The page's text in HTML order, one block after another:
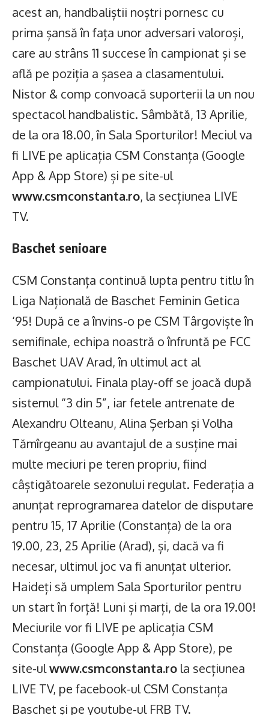
acest an, handbaliștii noștri pornesc cu
prima șansă în fața unor adversari valoroși,
care au strâns 11 succese în campionat și se
află pe poziția a șasea a clasamentului.
Nistor & comp convoacă suporterii la un nou
spectacol handbalistic. Sâmbătă, 13 Aprilie,
de la ora 18.00, în Sala Sporturilor! Meciul va
fi LIVE pe aplicația CSM Constanța (Google
App & App Store) și pe site-ul
www.csmconstanta.ro, la secțiunea LIVE
TV.
Baschet senioare
CSM Constanța continuă lupta pentru titlu în
Liga Națională de Baschet Feminin Getica
‘95! După ce a învins-o pe CSM Târgoviște în
semifinale, echipa noastră o înfruntă pe FCC
Baschet UAV Arad, în ultimul act al
campionatului. Finala play-off se joacă după
sistemul “3 din 5”, iar fetele antrenate de
Alexandru Olteanu, Alina Șerban și Volha
Tămîrgeanu au avantajul de a susține mai
multe meciuri pe teren propriu, fiind
câștigătoarele sezonului regulat. Federația a
anunțat reprogramarea datelor de disputare
pentru 15, 17 Aprilie (Constanța) de la ora
19.00, 23, 25 Aprilie (Arad), și, dacă va fi
necesar, ultimul joc va fi anunțat ulterior.
Haideți să umplem Sala Sporturilor pentru
un start în forță! Luni și marți, de la ora 19.00!
Meciurile vor fi LIVE pe aplicația CSM
Constanța (Google App & App Store), pe
site-ulwww.csmconstanta.ro la secțiunea
LIVE TV, pe facebook-ul CSM Constanța
Baschet și pe youtube-ul FRB TV.